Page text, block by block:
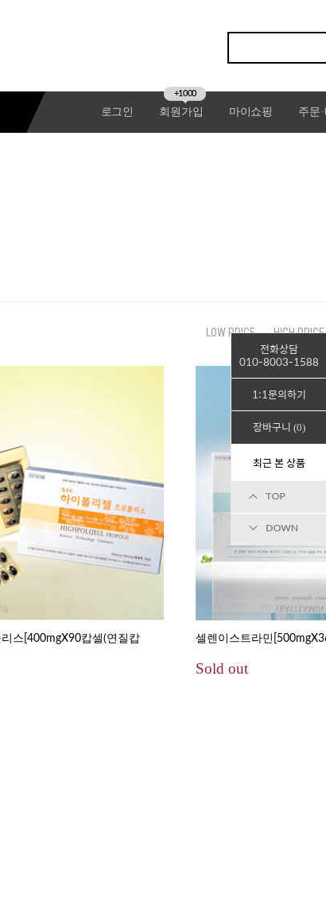
전화상담
010-8003-1588
1:1문의하기
장바구니 0
최근 본 상품
로그인 회원가입
+1000
마이쇼핑 주문
LOW PRICE HIGH PRICE
스[400mgX90캅셀(연질캅
셀렌이스트라민
Sold out